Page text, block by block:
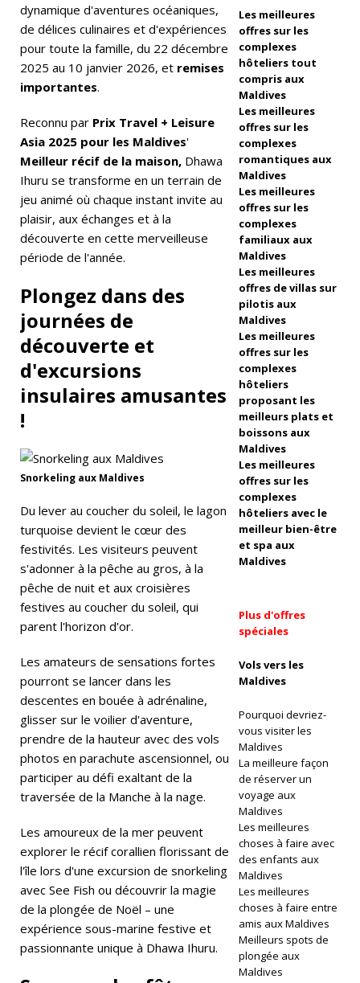
e
le
R
n
a
F
n
N
T
ES
dynamique d'aventures océaniques,
de délices culinaires et d'expériences
pour toute la famille, du 22 décembre
2025 au 10 janvier 2026, et remises
importantes.
Reconnu par Prix Travel + Leisure
Asia 2025 pour les Maldives'
Meilleur récif de la maison, Dhawa
Ihuru se transforme en un terrain de
jeu animé où chaque instant invite au
plaisir, aux échanges et à la
découverte en cette merveilleuse
période de l'année.
Plongez dans des
journées de
découverte et
d'excursions
insulaires amusantes
!
Snorkeling aux Maldives
Du lever au coucher du soleil, le lagon
turquoise devient le cœur des
festivités. Les visiteurs peuvent
s'adonner à la pêche au gros, à la
pêche de nuit et aux croisières
festives au coucher du soleil, qui
parent l'horizon d'or.
Les amateurs de sensations fortes
pourront se lancer dans les
descentes en bouée à adrénaline,
glisser sur le voilier d'aventure,
prendre de la hauteur avec des vols
photos en parachute ascensionnel, ou
participer au défi exaltant de la
traversée de la Manche à la nage.
Les amoureux de la mer peuvent
explorer le récif corallien florissant de
l'île lors d'une excursion de snorkeling
avec See Fish ou découvrir la magie
de la plongée de Noël – une
expérience sous-marine festive et
passionnante unique à Dhawa Ihuru.
Les meilleures
offres sur les
complexes
hôteliers tout
compris aux
Maldives
Les meilleures
offres sur les
complexes
romantiques aux
Maldives
Les meilleures
offres sur les
complexes
familiaux aux
Maldives
Les meilleures
offres de villas sur
pilotis aux
Maldives
Les meilleures
offres sur les
complexes
hôteliers
proposant les
meilleurs plats et
boissons aux
Maldives
Les meilleures
offres sur les
complexes
hôteliers avec le
meilleur bien-être
et spa aux
Maldives
Plus d'offres
spéciales
Vols vers les
Maldives
Pourquoi devriez-
vous visiter les
Maldives
La meilleure façon
de réserver un
voyage aux
Maldives
Les meilleures
choses à faire avec
des enfants aux
Maldives
Les meilleures
choses à faire entre
amis aux Maldives
Meilleurs spots de
plongée aux
Maldives